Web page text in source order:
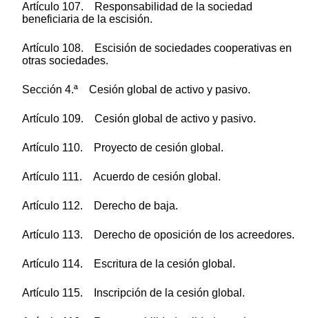
Artículo 107. Responsabilidad de la sociedad
beneficiaria de la escisión.
Artículo 108. Escisión de sociedades cooperativas en
otras sociedades.
Sección 4.ª Cesión global de activo y pasivo.
Artículo 109. Cesión global de activo y pasivo.
Artículo 110. Proyecto de cesión global.
Artículo 111. Acuerdo de cesión global.
Artículo 112. Derecho de baja.
Artículo 113. Derecho de oposición de los acreedores.
Artículo 114. Escritura de la cesión global.
Artículo 115. Inscripción de la cesión global.